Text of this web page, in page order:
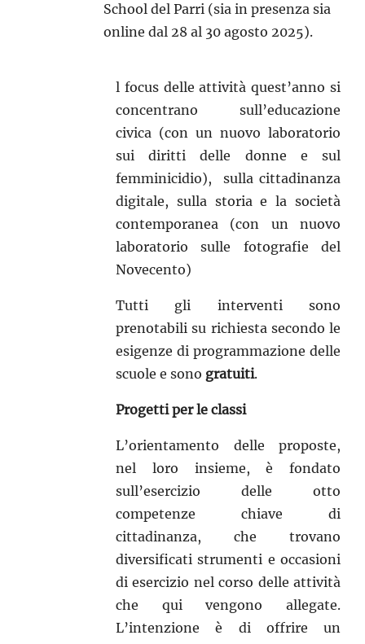
School del Parri (sia in presenza sia
online dal 28 al 30 agosto 2025).
l focus delle attività quest’anno si
concentrano sull’educazione
civica (con un nuovo laboratorio
sui diritti delle donne e sul
femminicidio), sulla cittadinanza
digitale, sulla storia e la società
contemporanea (con un nuovo
laboratorio sulle fotografie del
Novecento)
Tutti gli interventi sono
prenotabili su richiesta secondo le
esigenze di programmazione delle
scuole e sono gratuiti.
Progetti per le classi
L’orientamento delle proposte,
nel loro insieme, è fondato
sull’esercizio delle otto
competenze chiave di
cittadinanza, che trovano
diversificati strumenti e occasioni
di esercizio nel corso delle attività
che qui vengono allegate.
L’intenzione è di offrire un